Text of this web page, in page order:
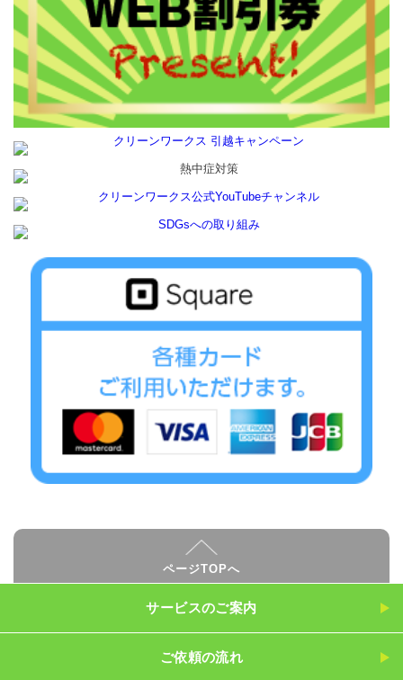
ページTOPへ
サービスのご案内
ご依頼の流れ